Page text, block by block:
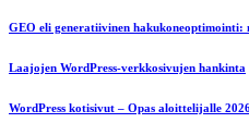
GEO eli generatiivinen hakukoneoptimointi:
Laajojen WordPress-verkkosivujen hankinta
WordPress kotisivut – Opas aloittelijalle